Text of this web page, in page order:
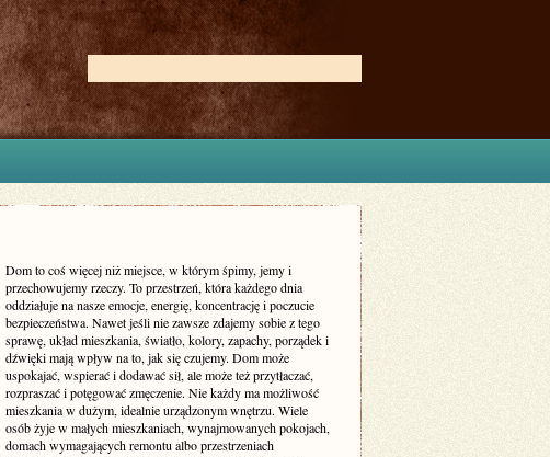
Dom to coś więcej niż miejsce, w którym śpimy, jemy i
przechowujemy rzeczy. To przestrzeń, która każdego dnia
oddziałuje na nasze emocje, energię, koncentrację i poczucie
bezpieczeństwa. Nawet jeśli nie zawsze zdajemy sobie z tego
sprawę, układ mieszkania, światło, kolory, zapachy, porządek i
dźwięki mają wpływ na to, jak się czujemy. Dom może
uspokajać, wspierać i dodawać sił, ale może też przytłaczać,
rozpraszać i potęgować zmęczenie. Nie każdy ma możliwość
mieszkania w dużym, idealnie urządzonym wnętrzu. Wiele
osób żyje w małych mieszkaniach, wynajmowanych pokojach,
domach wymagających remontu albo przestrzeniach